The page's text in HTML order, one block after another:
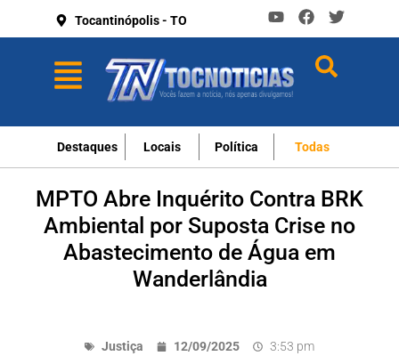
Tocantinópolis - TO
Destaques Locais Política Todas
MPTO Abre Inquérito Contra BRK
Ambiental por Suposta Crise no
Abastecimento de Água em
Wanderlândia
Justiça 12/09/2025 3:53 pm